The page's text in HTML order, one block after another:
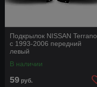
Подкрылок NISSAN Terrano
с 1993-2006 передний
левый
В наличии
59 руб.